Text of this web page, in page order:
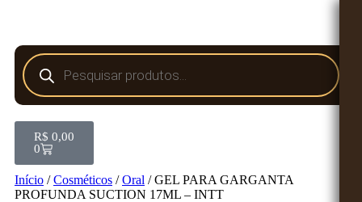
R$ 0,00
0
Início /Cosméticos /Oral / GEL PARA GARGANTA
PROFUNDA SUCTION 17ML – INTT